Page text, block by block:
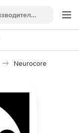
Neurocore